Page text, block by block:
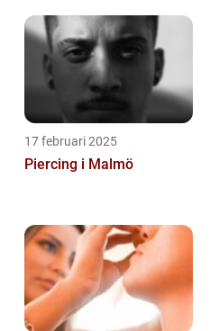
17 februari 2025
Piercing i Malmö